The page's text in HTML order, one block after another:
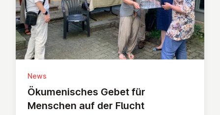
News
Öku­men­isches Gebet für
Menschen auf der Flucht